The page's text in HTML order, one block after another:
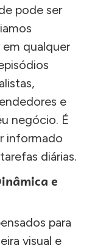
pode ser
qualquer
e
negócio. É
informado
diárias.
e
para
visual e